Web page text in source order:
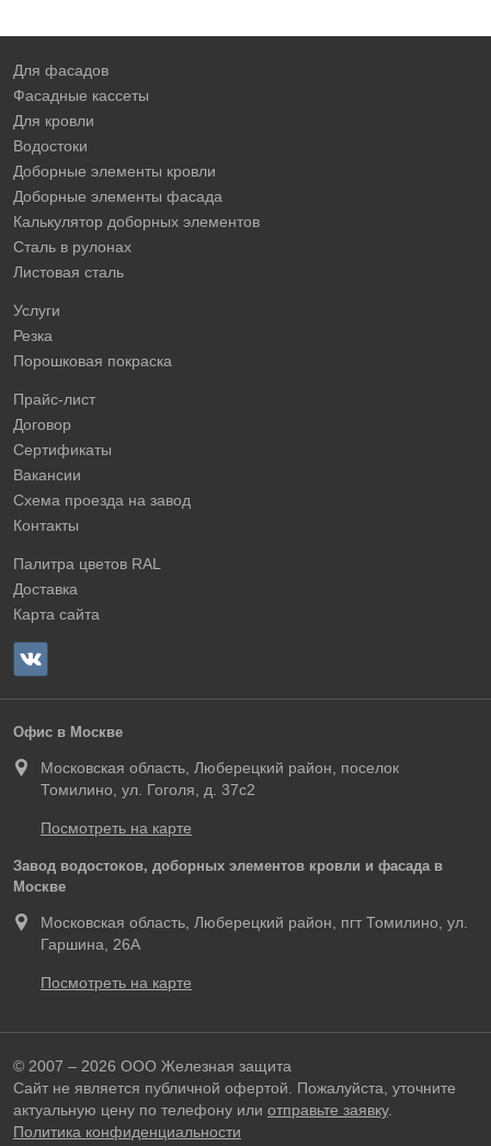
Для фасадов
Фасадные кассеты
Для кровли
Водостоки
Доборные элементы кровли
Доборные элементы фасада
Калькулятор доборных элементов
Сталь в рулонах
Листовая сталь
Услуги
Резка
Порошковая покраска
Прайс-лист
Договор
Сертификаты
Вакансии
Схема проезда на завод
Контакты
Палитра цветов RAL
Доставка
Карта сайта
Офис в Москве
Московская область, Люберецкий район, поселок
Томилино, ул. Гоголя, д. 37с2
Посмотреть на карте
Завод водостоков, доборных элементов кровли и фасада в
Москве
Московская область, Люберецкий район, пгт Томилино, ул.
Гаршина, 26А
Посмотреть на карте
© 2007 – 2026 ООО Железная защита
Сайт не является публичной офертой. Пожалуйста, уточните
актуальную цену по телефону или отправьте заявку.
Политика конфиденциальности